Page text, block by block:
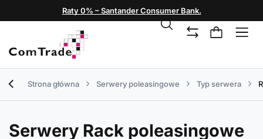
Raty 0% – Santander Consumer Bank.
Strona główna Serwery poleasingowe Typ serwera
Serwery Rack poleasingowe